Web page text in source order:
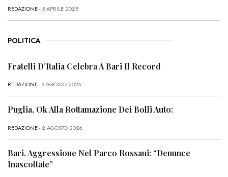
REDAZIONE- 5 APRILE 2025
POLITICA
Fratelli D’Italia Celebra A Bari Il Record
REDAZIONE- 3 AGOSTO 2026
Puglia, Ok Alla Rottamazione Dei Bolli Auto:
REDAZIONE- 2 AGOSTO 2026
Bari, Aggressione Nel Parco Rossani: “Denunce
Inascoltate”